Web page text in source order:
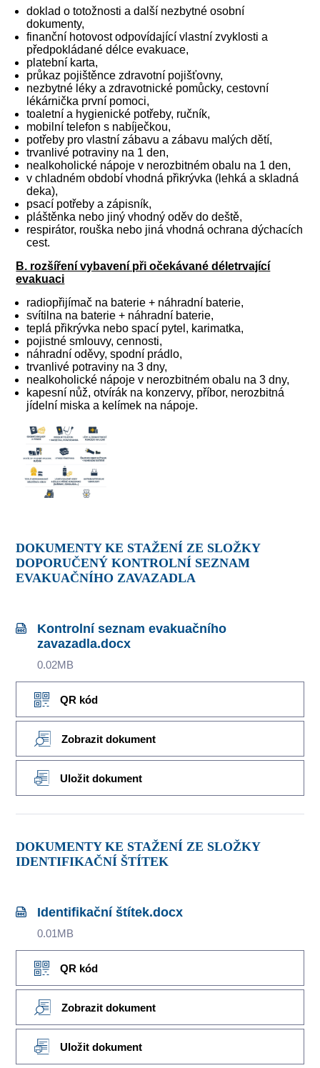
doklad o totožnosti a další nezbytné osobní
dokumenty,
finanční hotovost odpovídající vlastní zvyklosti a
předpokládané délce evakuace,
platební karta,
průkaz pojištěnce zdravotní pojišťovny,
nezbytné léky a zdravotnické pomůcky, cestovní
lékárnička první pomoci,
toaletní a hygienické potřeby, ručník,
mobilní telefon s nabíječkou,
potřeby pro vlastní zábavu a zábavu malých dětí,
trvanlivé potraviny na 1 den,
nealkoholické nápoje v nerozbitném obalu na 1 den,
v chladném období vhodná přikrývka (lehká a skladná
deka),
psací potřeby a zápisník,
pláštěnka nebo jiný vhodný oděv do deště,
respirátor, rouška nebo jiná vhodná ochrana dýchacích
cest.
B. rozšíření vybavení při očekávané déletrvající
evakuaci
radiopřijímač na baterie + náhradní baterie,
svítilna na baterie + náhradní baterie,
teplá přikrývka nebo spací pytel, karimatka,
pojistné smlouvy, cennosti,
náhradní oděvy, spodní prádlo,
trvanlivé potraviny na 3 dny,
nealkoholické nápoje v nerozbitném obalu na 3 dny,
kapesní nůž, otvírák na konzervy, příbor, nerozbitná
jídelní miska a kelímek na nápoje.
DOKUMENTY KE STAŽENÍ ZE SLOŽKY
DOPORUČENÝ KONTROLNÍ SEZNAM
EVAKUAČNÍHO ZAVAZADLA
Kontrolní seznam evakuačního
zavazadla.docx
0.02MB
QR kód
Zobrazit dokument
Uložit dokument
DOKUMENTY KE STAŽENÍ ZE SLOŽKY
IDENTIFIKAČNÍ ŠTÍTEK
Identifikační štítek.docx
0.01MB
QR kód
Zobrazit dokument
Uložit dokument